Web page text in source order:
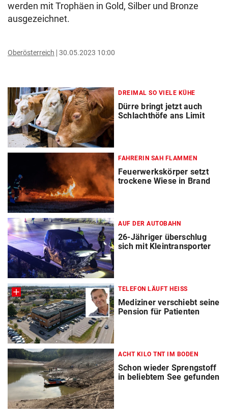
werden mit Trophäen in Gold, Silber und Bronze
ausgezeichnet.
Oberösterreich 30.05.2023 10:00
DREIMAL SO VIELE KÜHE
Dürre bringt jetzt auch
Schlachthöfe ans Limit
FAHRERIN SAH FLAMMEN
Feuerwerkskörper setzt
trockene Wiese in Brand
AUF DER AUTOBAHN
26-Jähriger überschlug
sich mit Kleintransporter
TELEFON LÄUFT HEISS
Mediziner verschiebt seine
Pension für Patienten
ACHT KILO TNT IM BODEN
Schon wieder Sprengstoff
in beliebtem See gefunden